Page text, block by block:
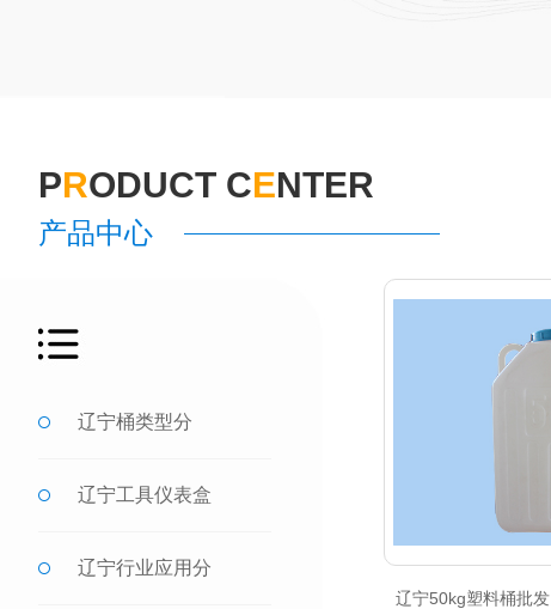
PRODUCT CENTER
产品中心
辽宁桶类型分
辽宁工具仪表盒
辽宁行业应用分
辽宁50kg塑料桶批发